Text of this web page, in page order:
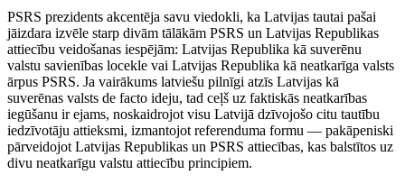
PSRS prezidents akcentēja savu viedokli, ka Latvijas tautai pašai
jāizdara izvēle starp divām tālākām PSRS un Latvijas Republikas
attiecību veidošanas iespējām: Latvijas Republika kā suverēnu
valstu savienības locekle vai Latvijas Republika kā neatkarīga valsts
ārpus PSRS. Ja vairākums latviešu pilnīgi atzīs Latvijas kā
suverēnas valsts de facto ideju, tad ceļš uz faktiskās neatkarības
iegūšanu ir ejams, noskaidrojot visu Latvijā dzīvojošo citu tautību
iedzīvotāju attieksmi, izmantojot referenduma formu — pakāpeniski
pārveidojot Latvijas Republikas un PSRS attiecības, kas balstītos uz
divu neatkarīgu valstu attiecību principiem.